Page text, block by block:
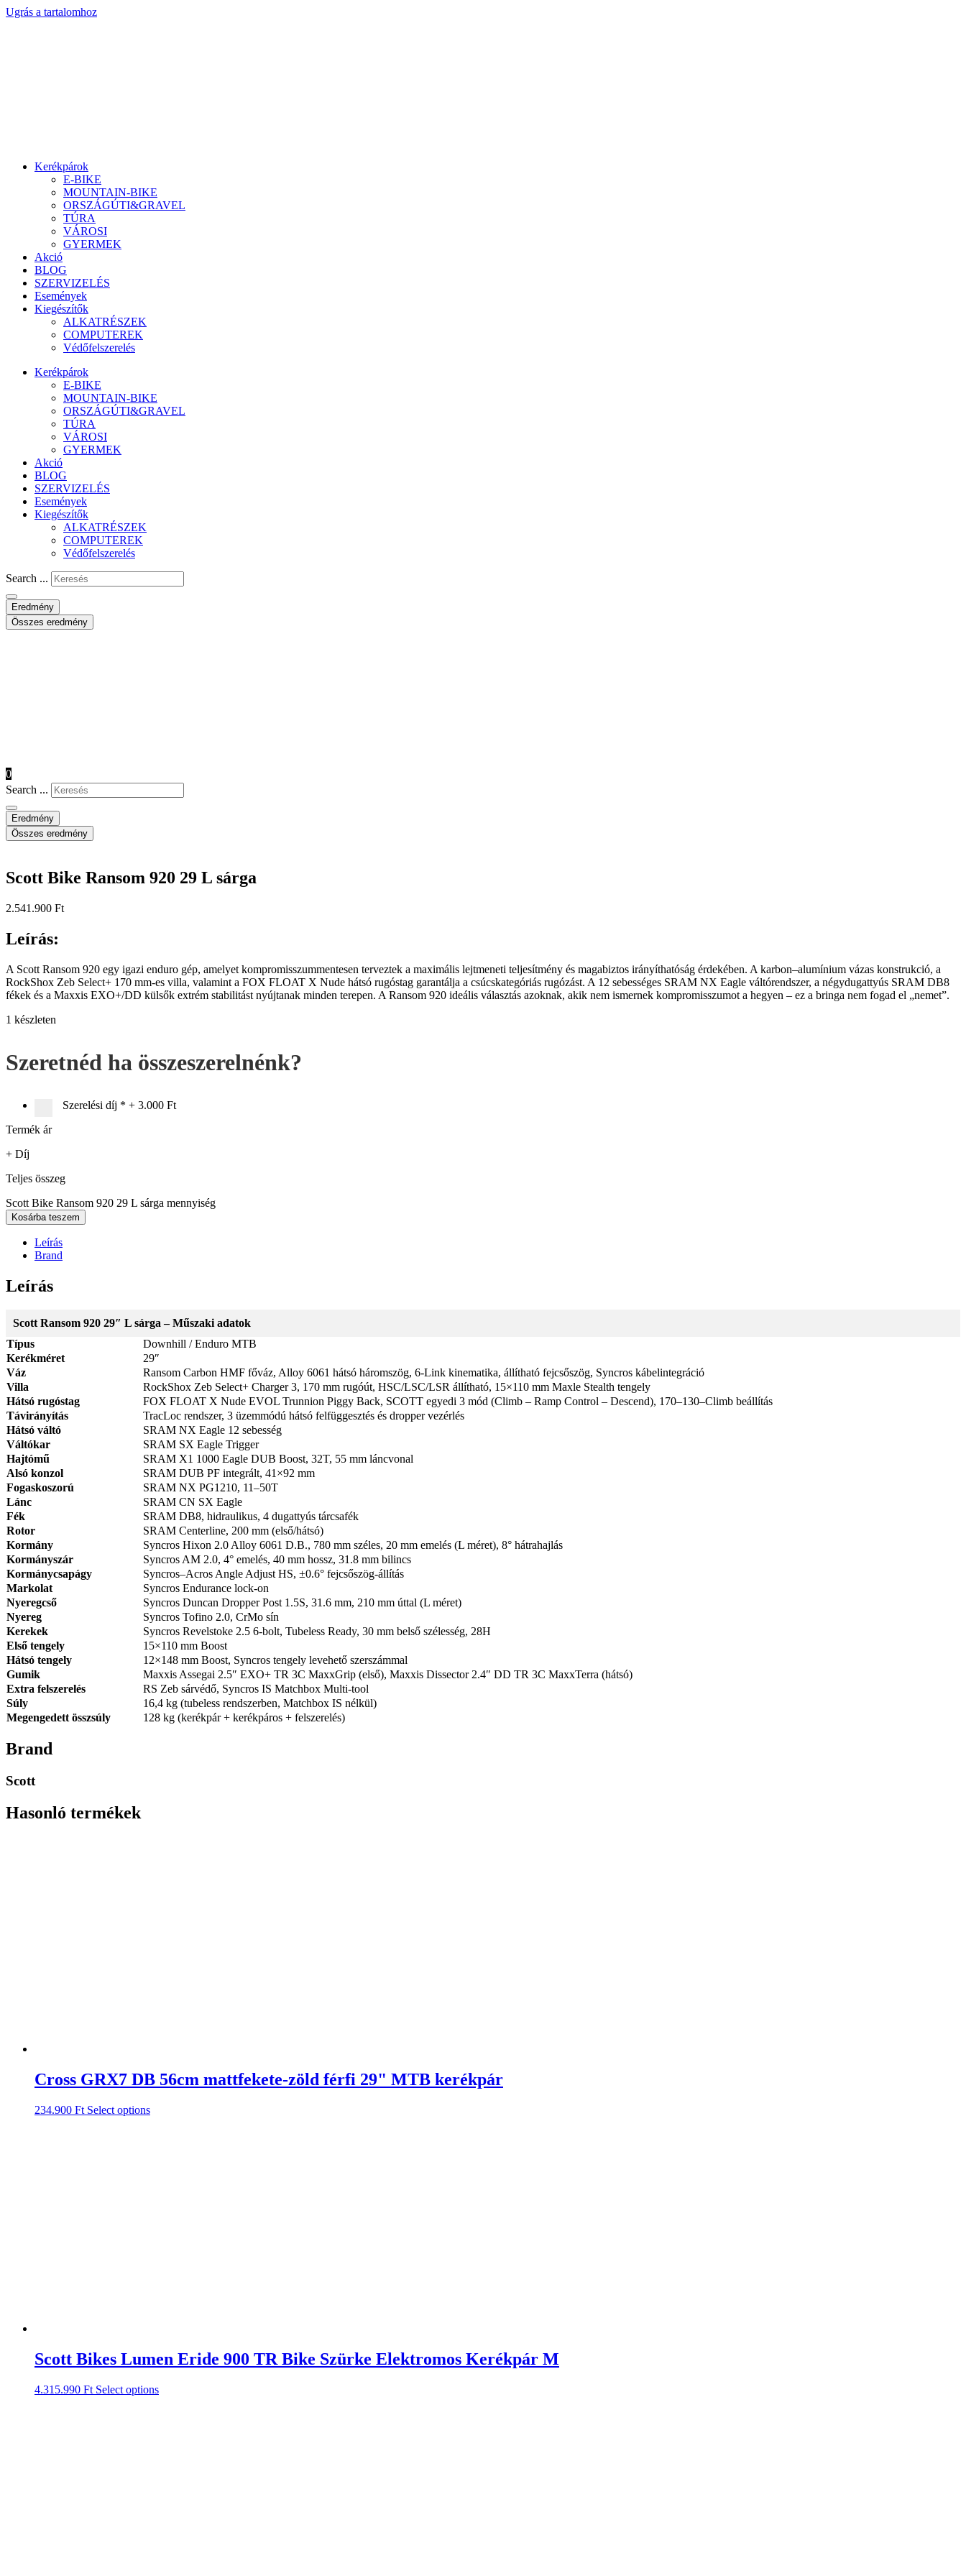
Ugrás a tartalomhoz
Kerékpárok
E-BIKE
MOUNTAIN-BIKE
ORSZÁGÚTI&GRAVEL
TÚRA
VÁROSI
GYERMEK
Akció
BLOG
SZERVIZELÉS
Események
Kiegészítők
ALKATRÉSZEK
COMPUTEREK
Védőfelszerelés
Kerékpárok
E-BIKE
MOUNTAIN-BIKE
ORSZÁGÚTI&GRAVEL
TÚRA
VÁROSI
GYERMEK
Akció
BLOG
SZERVIZELÉS
Események
Kiegészítők
ALKATRÉSZEK
COMPUTEREK
Védőfelszerelés
Search ...
Eredmény
Összes eredmény
0
Search ...
Eredmény
Összes eredmény
Scott Bike Ransom 920 29 L sárga
2.541.900 Ft
Leírás:
A Scott Ransom 920 egy igazi enduro gép, amelyet kompromisszummentesen terveztek a maximális lejtmeneti teljesítmény és magabiztos irányíthatóság érdekében. A karbon–alumínium vázas konstrukció, a
RockShox Zeb Select+ 170 mm-es villa, valamint a FOX FLOAT X Nude hátsó rugóstag garantálja a csúcskategóriás rugózást. A 12 sebességes SRAM NX Eagle váltórendszer, a négydugattyús SRAM DB8
fékek és a Maxxis EXO+/DD külsők extrém stabilitást nyújtanak minden terepen. A Ransom 920 ideális választás azoknak, akik nem ismernek kompromisszumot a hegyen – ez a bringa nem fogad el „nemet”.
1 készleten
Szeretnéd ha összeszerelnénk?
Szerelési díj * + 3.000 Ft
Termék ár
+ Díj
Teljes összeg
Scott Bike Ransom 920 29 L sárga mennyiség
Kosárba teszem
Leírás
Brand
Leírás
Scott Ransom 920 29″ L sárga – Műszaki adatok
Típus
Downhill / Enduro MTB
Kerékméret
29″
Váz
Ransom Carbon HMF főváz, Alloy 6061 hátsó háromszög, 6-Link kinematika, állítható fejcsőszög, Syncros kábelintegráció
Villa
RockShox Zeb Select+ Charger 3, 170 mm rugóút, HSC/LSC/LSR állítható, 15×110 mm Maxle Stealth tengely
Hátsó rugóstag
FOX FLOAT X Nude EVOL Trunnion Piggy Back, SCOTT egyedi 3 mód (Climb – Ramp Control – Descend), 170–130–Climb beállítás
Távirányítás
TracLoc rendszer, 3 üzemmódú hátsó felfüggesztés és dropper vezérlés
Hátsó váltó
SRAM NX Eagle 12 sebesség
Váltókar
SRAM SX Eagle Trigger
Hajtómű
SRAM X1 1000 Eagle DUB Boost, 32T, 55 mm láncvonal
Alsó konzol
SRAM DUB PF integrált, 41×92 mm
Fogaskoszorú
SRAM NX PG1210, 11–50T
Lánc
SRAM CN SX Eagle
Fék
SRAM DB8, hidraulikus, 4 dugattyús tárcsafék
Rotor
SRAM Centerline, 200 mm (első/hátsó)
Kormány
Syncros Hixon 2.0 Alloy 6061 D.B., 780 mm széles, 20 mm emelés (L méret), 8° hátrahajlás
Kormányszár
Syncros AM 2.0, 4° emelés, 40 mm hossz, 31.8 mm bilincs
Kormánycsapágy
Syncros–Acros Angle Adjust HS, ±0.6° fejcsőszög-állítás
Markolat
Syncros Endurance lock-on
Nyeregcső
Syncros Duncan Dropper Post 1.5S, 31.6 mm, 210 mm úttal (L méret)
Nyereg
Syncros Tofino 2.0, CrMo sín
Kerekek
Syncros Revelstoke 2.5 6-bolt, Tubeless Ready, 30 mm belső szélesség, 28H
Első tengely
15×110 mm Boost
Hátsó tengely
12×148 mm Boost, Syncros tengely levehető szerszámmal
Gumik
Maxxis Assegai 2.5″ EXO+ TR 3C MaxxGrip (első), Maxxis Dissector 2.4″ DD TR 3C MaxxTerra (hátsó)
Extra felszerelés
RS Zeb sárvédő, Syncros IS Matchbox Multi-tool
Súly
16,4 kg (tubeless rendszerben, Matchbox IS nélkül)
Megengedett összsúly
128 kg (kerékpár + kerékpáros + felszerelés)
Brand
Scott
Hasonló termékek
Cross GRX7 DB 56cm mattfekete-zöld férfi 29" MTB kerékpár
234.900 Ft Select options
Scott Bikes Lumen Eride 900 TR Bike Szürke Elektromos Kerékpár M
4.315.990 Ft Select options